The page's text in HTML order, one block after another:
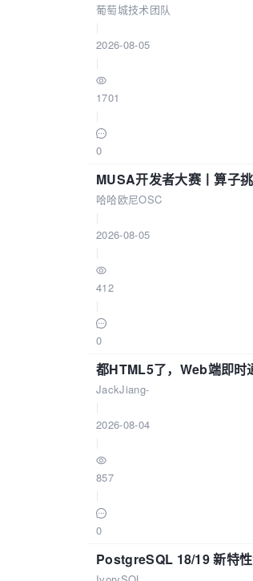
葡萄城技术团队
2026-08-05
1701
0
MUSA开发者大赛丨算子
哈哈欧尼OSC
2026-08-05
412
0
都HTML5了，Web端即时
JackJiang-
2026-08-04
857
0
PostgreSQL 18/19 新特